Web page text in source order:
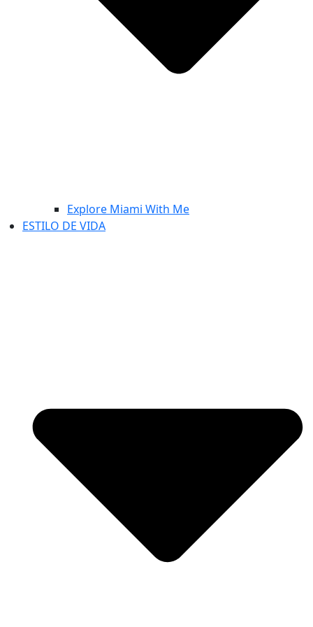
Explore Miami With Me
ESTILO DE VIDA